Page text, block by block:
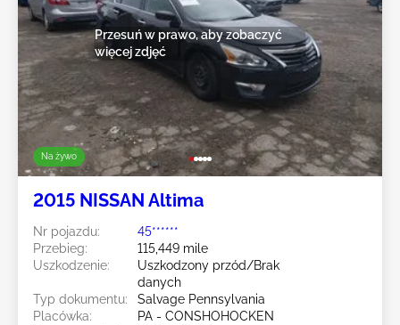
Na żywo
Przesuń w prawo, aby zobaczyć
więcej zdjęć
2015 NISSAN Altima
Nr pojazdu:
45******
Przebieg:
115,449 mile
Uszkodzenie:
Uszkodzony przód/Brak
danych
Typ dokumentu:
Salvage Pennsylvania
Placówka:
PA - CONSHOHOCKEN